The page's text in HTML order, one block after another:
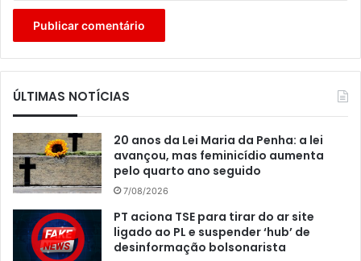
ÚLTIMAS NOTÍCIAS
20 anos da Lei Maria da Penha: a lei
avançou, mas feminicídio aumenta
pelo quarto ano seguido
7/08/2026
PT aciona TSE para tirar do ar site
ligado ao PL e suspender ‘hub’ de
desinformação bolsonarista